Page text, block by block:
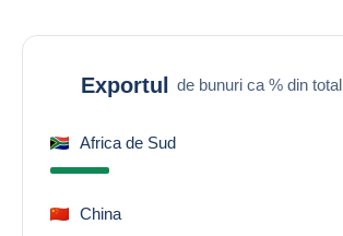
Exportul de bunuri ca % din total
Africa de Sud
China